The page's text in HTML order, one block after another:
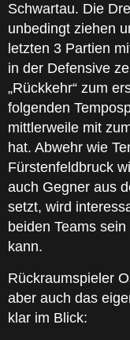
Schwartau. Die
unbedingt ziehen
letzten 3 Partien
in der Defensive
„Rückkehr“ zum
folgenden
mittlerweile mit
hat. Abwehr wie
Fürstenfeldbruck
auch Gegner aus
setzt, wird
beiden Teams
kann.
Rückraumspieler
aber auch das
klar im Blick: